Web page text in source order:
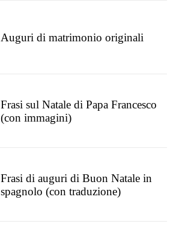
Auguri di matrimonio originali
Frasi sul Natale di Papa Francesco
(con immagini)
Frasi di auguri di Buon Natale in
spagnolo (con traduzione)